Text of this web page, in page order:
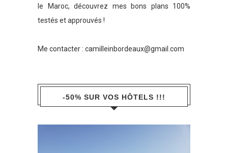
le Maroc, découvrez mes bons plans 100%
testés et approuvés !
Me contacter : camilleinbordeaux@gmail.com
-50% SUR VOS HÔTELS !!!